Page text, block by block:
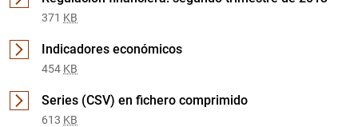
371 KB
Indicadores económicos
454 KB
Series (CSV) en fichero comprimido
613 KB